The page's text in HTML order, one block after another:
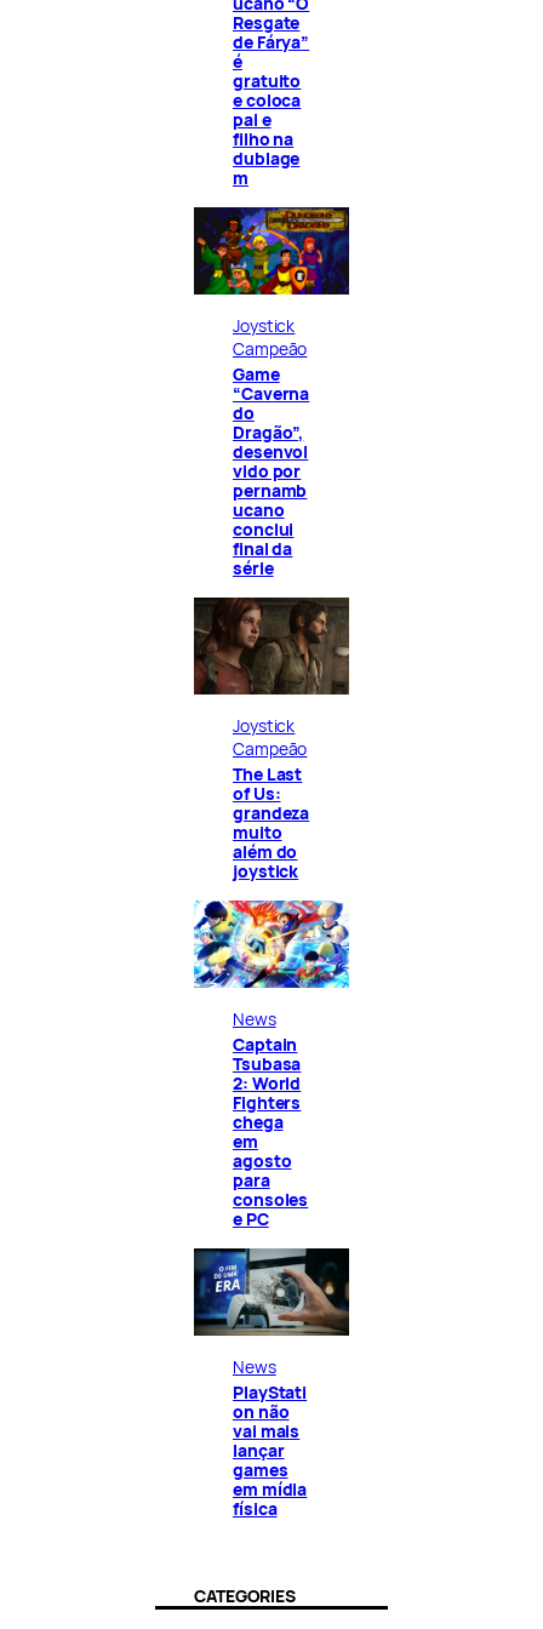
Resgate
de Fárya”
é
gratuito
e coloca
pai e
filho na
dublage
m
Joystick
Campeão
Game
“Caverna
do
Dragão”,
desenvol
vido por
pernamb
ucano
conclui
final da
série
Joystick
Campeão
The Last
of Us:
grandeza
muito
além do
joystick
News
Captain
Tsubasa
2: World
Fighters
chega
em
agosto
para
consoles
e PC
News
PlayStati
on não
vai mais
lançar
games
em mídia
física
CATEGORIES